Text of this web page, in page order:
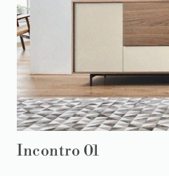
Incontro 01